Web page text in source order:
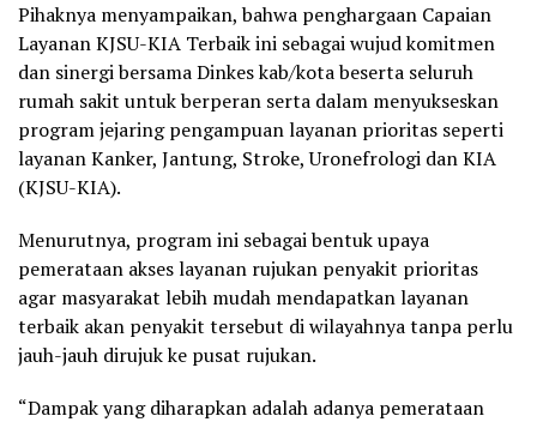
Pihaknya menyampaikan, bahwa penghargaan Capaian
Layanan KJSU-KIA Terbaik ini sebagai wujud komitmen
dan sinergi bersama Dinkes kab/kota beserta seluruh
rumah sakit untuk berperan serta dalam menyukseskan
program jejaring pengampuan layanan prioritas seperti
layanan Kanker, Jantung, Stroke, Uronefrologi dan KIA
(KJSU-KIA).
Menurutnya, program ini sebagai bentuk upaya
pemerataan akses layanan rujukan penyakit prioritas
agar masyarakat lebih mudah mendapatkan layanan
terbaik akan penyakit tersebut di wilayahnya tanpa perlu
jauh-jauh dirujuk ke pusat rujukan.
“Dampak yang diharapkan adalah adanya pemerataan